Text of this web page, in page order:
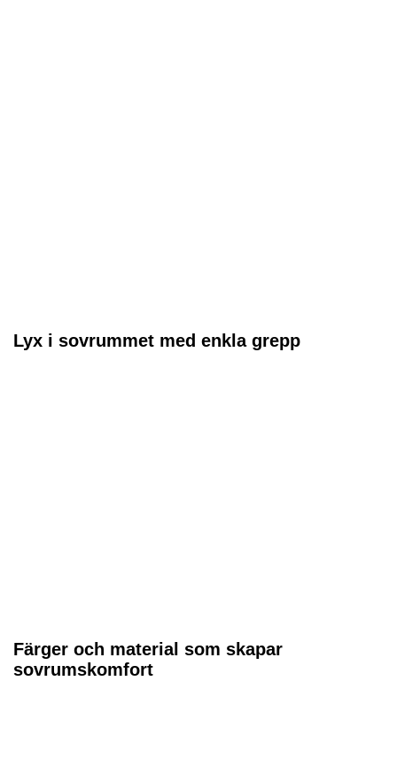
Lyx i sovrummet med enkla grepp
Färger och material som skapar
sovrumskomfort